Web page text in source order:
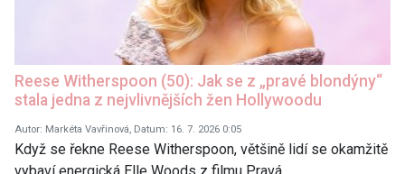
Reese Witherspoon (50): Jak se z „pravé blondýny“
stala jedna z nejvlivnějších žen Hollywoodu
Autor: Markéta Vavřinová, Datum: 16. 7. 2026 0:05
Když se řekne Reese Witherspoon, většině lidí se okamžitě
vybaví energická Elle Woods z filmu Pravá…